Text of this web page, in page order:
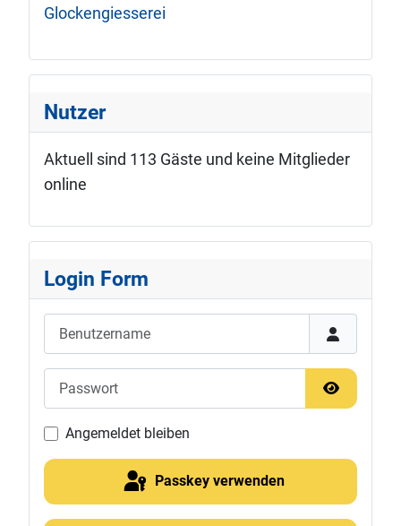
Glockengiesserei
Nutzer
Aktuell sind 113 Gäste und keine Mitglieder
online
Login Form
Passwort
Angemeldet bleiben
Passkey verwenden